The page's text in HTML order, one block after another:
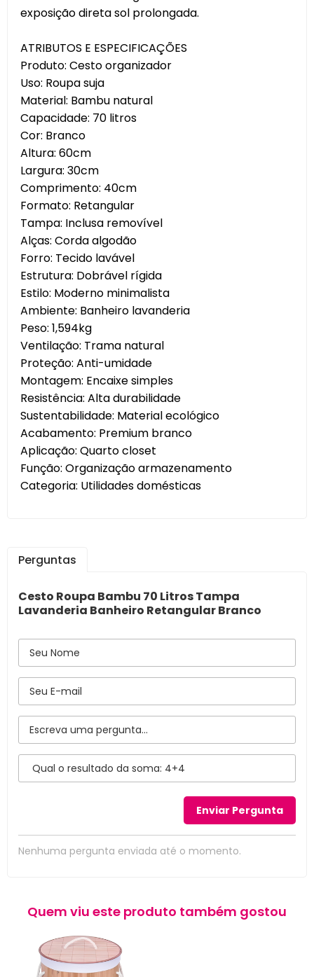
exposição direta sol prolongada.
ATRIBUTOS E ESPECIFICAÇÕES
Produto: Cesto organizador
Uso: Roupa suja
Material: Bambu natural
Capacidade: 70 litros
Cor: Branco
Altura: 60cm
Largura: 30cm
Comprimento: 40cm
Formato: Retangular
Tampa: Inclusa removível
Alças: Corda algodão
Forro: Tecido lavável
Estrutura: Dobrável rígida
Estilo: Moderno minimalista
Ambiente: Banheiro lavanderia
Peso: 1,594kg
Ventilação: Trama natural
Proteção: Anti-umidade
Montagem: Encaixe simples
Resistência: Alta durabilidade
Sustentabilidade: Material ecológico
Acabamento: Premium branco
Aplicação: Quarto closet
Função: Organização armazenamento
Categoria: Utilidades domésticas
Perguntas
Cesto Roupa Bambu 70 Litros Tampa
Lavanderia Banheiro Retangular Branco
Nenhuma pergunta enviada até o momento.
Quem viu este produto também gostou